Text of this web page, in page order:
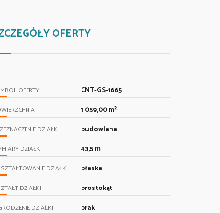
OFERTY
OFERTY CNT-GS-1665
1 059,00 m²
DZIAŁKI budowlana
DZIAŁKI 43,5 m
DZIAŁKI płaska
DZIAŁKI prostokąt
DZIAŁKI brak